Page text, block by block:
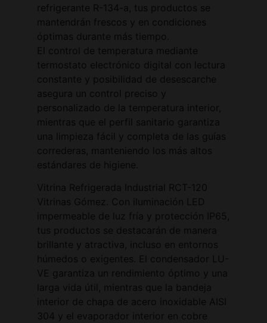
refrigerante R-134-a, tus productos se
mantendrán frescos y en condiciones
óptimas durante más tiempo.
El control de temperatura mediante
termostato electrónico digital con lectura
constante y posibilidad de desescarche
asegura un control preciso y
personalizado de la temperatura interior,
mientras que el perfil sanitario garantiza
una limpieza fácil y completa de las guías
correderas, manteniendo los más altos
estándares de higiene.
Vitrina Refrigerada Industrial RCT-120
Vitrinas Gómez. Con iluminación LED
impermeable de luz fría y protección IP65,
tus productos se destacarán de manera
brillante y atractiva, incluso en entornos
húmedos o exigentes. El condensador LU-
VE garantiza un rendimiento óptimo y una
larga vida útil, mientras que la bandeja
interior de chapa de acero inoxidable AISI
304 y el evaporador interior en cobre